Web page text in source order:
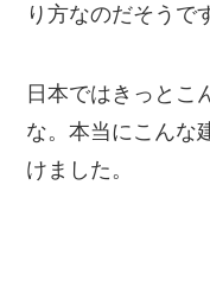
り方なのだそうで
日本ではきっとこ
な。本当にこんな
けました。